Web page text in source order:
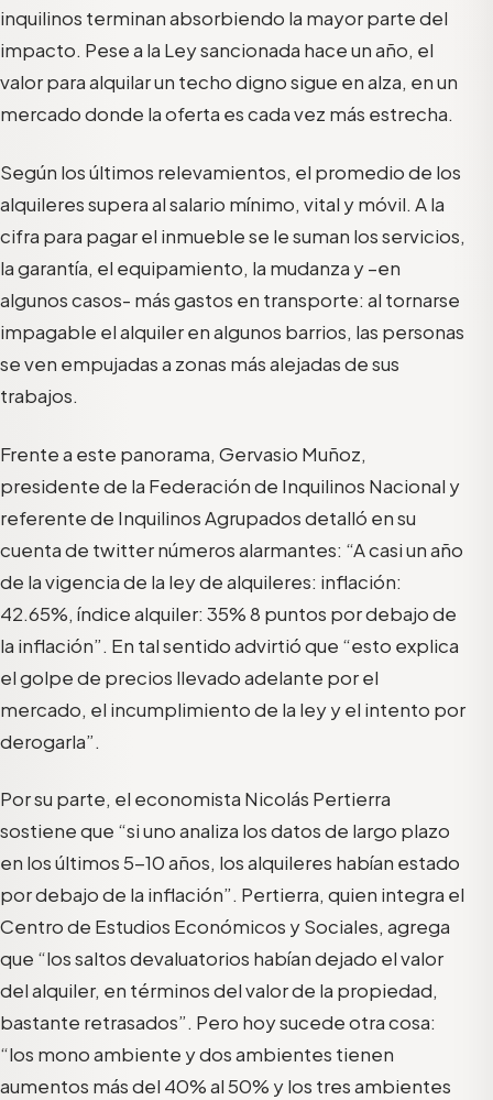
inquilinos terminan absorbiendo la mayor parte del
impacto. Pese a la Ley sancionada hace un año, el
valor para alquilar un techo digno sigue en alza, en un
mercado donde la oferta es cada vez más estrecha.
Según los últimos relevamientos, el promedio de los
alquileres supera al salario mínimo, vital y móvil. A la
cifra para pagar el inmueble se le suman los servicios,
la garantía, el equipamiento, la mudanza y –en
algunos casos- más gastos en transporte: al tornarse
impagable el alquiler en algunos barrios, las personas
se ven empujadas a zonas más alejadas de sus
trabajos.
Frente a este panorama, Gervasio Muñoz,
presidente de la Federación de Inquilinos Nacional y
referente de Inquilinos Agrupados detalló en su
cuenta de twitter números alarmantes: “A casi un año
de la vigencia de la ley de alquileres: inflación:
42.65%, índice alquiler: 35% 8 puntos por debajo de
la inflación”. En tal sentido advirtió que “esto explica
el golpe de precios llevado adelante por el
mercado, el incumplimiento de la ley y el intento por
derogarla”.
Por su parte, el economista Nicolás Pertierra
sostiene que “si uno analiza los datos de largo plazo
en los últimos 5-10 años, los alquileres habían estado
por debajo de la inflación”. Pertierra, quien integra el
Centro de Estudios Económicos y Sociales, agrega
que “los saltos devaluatorios habían dejado el valor
del alquiler, en términos del valor de la propiedad,
bastante retrasados”. Pero hoy sucede otra cosa:
“los mono ambiente y dos ambientes tienen
aumentos más del 40% al 50% y los tres ambientes